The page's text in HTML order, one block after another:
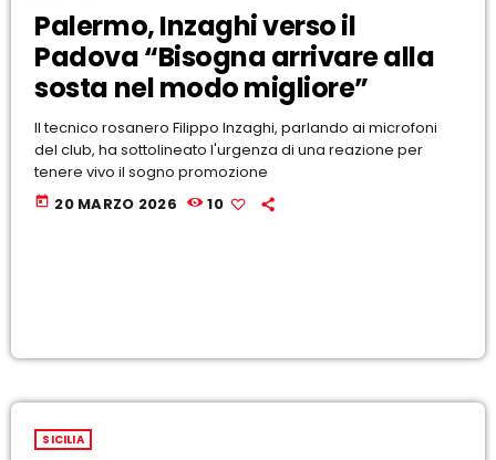
Palermo, Inzaghi verso il
Padova “Bisogna arrivare alla
sosta nel modo migliore”
Il tecnico rosanero Filippo Inzaghi, parlando ai microfoni
del club, ha sottolineato l'urgenza di una reazione per
tenere vivo il sogno promozione
today 20 MARZO 2026 10
SICILIA